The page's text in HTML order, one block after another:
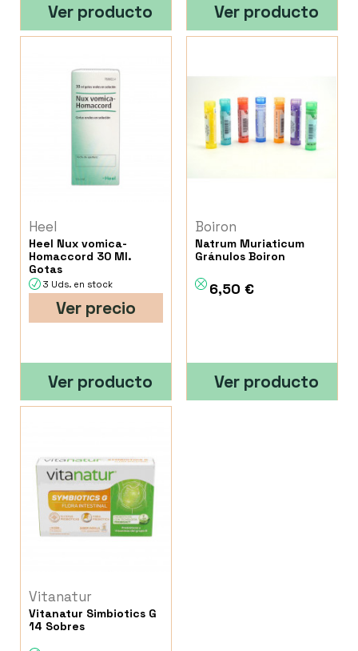
Ver producto Ver producto
Heel
Heel Nux vomica-
Homaccord 30 Ml.
Gotas
3 Uds. en stock
Ver precio
Ver producto
Boiron
Natrum Muriaticum
Gránulos Boiron
6,50 €
Ver producto
Vitanatur
Vitanatur Simbiotics G
14 Sobres